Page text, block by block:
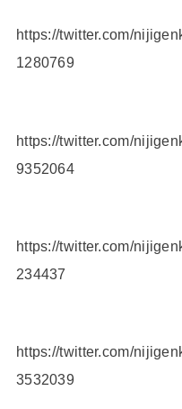
https://twitter.com/
1280769
https://twitter.com/
9352064
https://twitter.com/
234437
https://twitter.com/
3532039